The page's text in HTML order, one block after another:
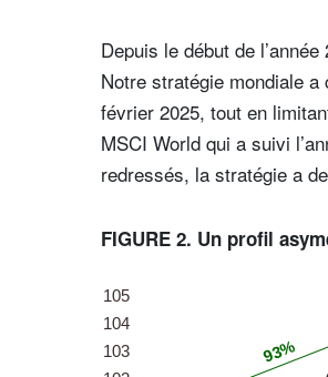
Depuis le début de
Notre stratégie mondiale
février 2025, tout en
MSCI World qui a suivi
redressés, la stratégie a
FIGURE 2. Un profil